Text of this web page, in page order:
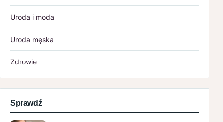
Uroda i moda
Uroda męska
Zdrowie
Sprawdź